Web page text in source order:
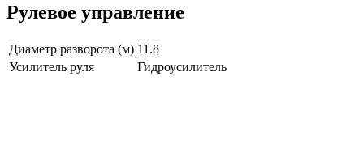
Рулевое управление
Диаметр разворота (м) 11.8
Усилитель руля
Гидроусилитель